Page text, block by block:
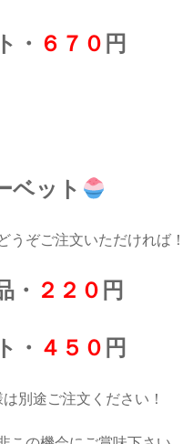
・ ６７０ 円
ベット
うぞご注文いただければ！
２２０ 円
・ ４５０ 円
別途ご注文ください！